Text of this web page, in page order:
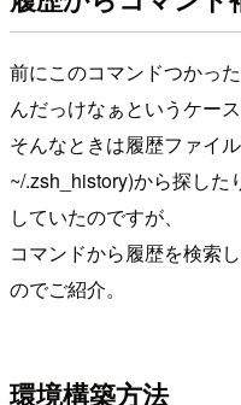
前にこのコマンドつかっ
んだっけなぁというケー
そんなときは履歴ファイ
~/.zsh_history)から探した
していたのですが、
コマンドから履歴を検索
のでご紹介。
環境構築方法